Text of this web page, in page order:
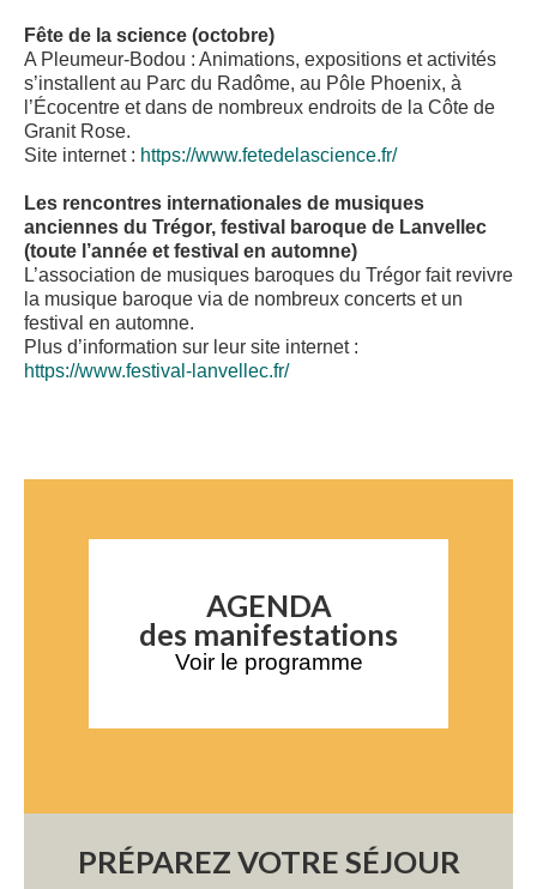
Fête de la science (octobre)
A Pleumeur-Bodou : Animations, expositions et activités
s’installent au Parc du Radôme, au Pôle Phoenix, à
l’Écocentre et dans de nombreux endroits de la Côte de
Granit Rose.
Site internet : https://www.fetedelascience.fr/
Les rencontres internationales de musiques
anciennes du Trégor, festival baroque de Lanvellec
(toute l’année et festival en automne)
L’association de musiques baroques du Trégor fait revivre
la musique baroque via de nombreux concerts et un
festival en automne.
Plus d’information sur leur site internet :
https://www.festival-lanvellec.fr/
AGENDA
des manifestations
Voir le programme
PRÉPAREZ VOTRE SÉJOUR